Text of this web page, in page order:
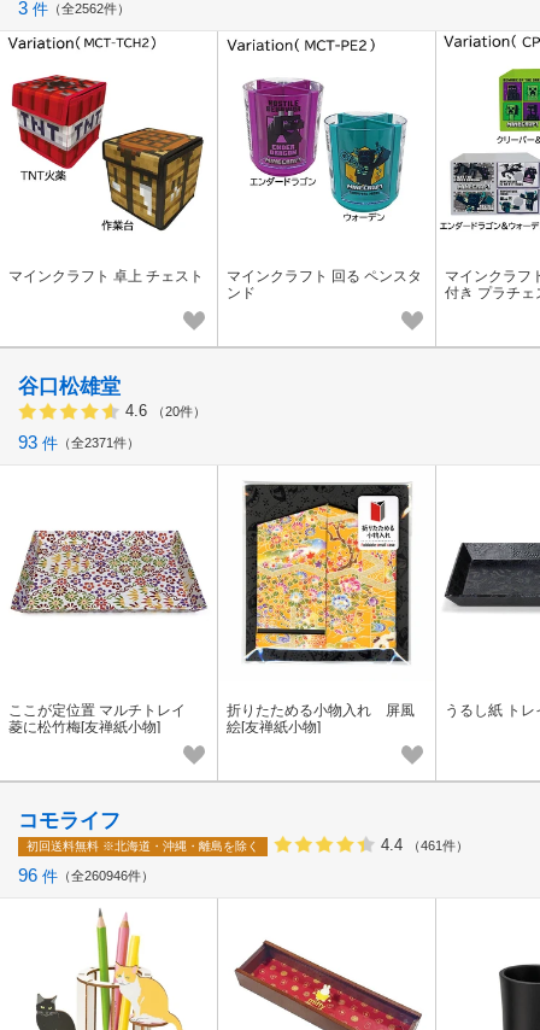
3 件 全2562件
マインクラフト 卓上 チェスト
マインクラフト 回る ペンスタ
ンド
マインクラフ
付き プラチェ
谷口松雄堂
4.6 （20件）
93 件 全2371件
ここが定位置 マルチトレイ
菱に松竹梅[友禅紙小物]
折りたためる小物入れ 屏風
絵[友禅紙小物]
うるし紙 トレ
コモライフ
初回送料無料 ※北海道・沖縄・離島を除く 4.4 （461件）
96 件 全260946件